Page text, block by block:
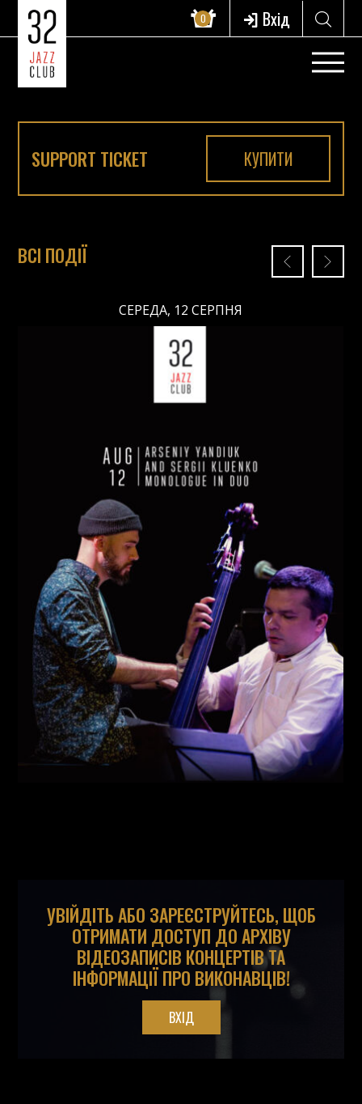
0 Вхід
SUPPORT TICKET КУПИТИ
ВСІ ПОДІЇ
СЕРЕДА, 12 СЕРПНЯ
СЕРЕДА, 12 СЕРПНЯ
Виконавці:Арсеній Яндюк Рояль,) /
Сергій Клюєнко
УВІЙДІТЬ АБО ЗАРЕЄСТРУЙТЕСЬ, ЩОБ
ОТРИМАТИ ДОСТУП ДО АРХІВУ
ВІДЕОЗАПИСІВ КОНЦЕРТІВ ТА
ІНФОРМАЦІЇ ПРО ВИКОНАВЦІВ!
ВХІД